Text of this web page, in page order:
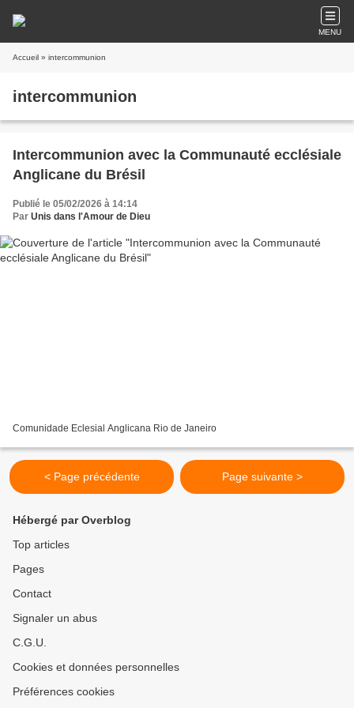
MENU
Accueil » intercommunion
intercommunion
Intercommunion avec la Communauté ecclésiale
Anglicane du Brésil
Publié le 05/02/2026 à 14:14
Par Unis dans l'Amour de Dieu
Comunidade Eclesial Anglicana Rio de Janeiro
< Page précédente Page suivante >
Hébergé par Overblog
Top articles
Pages
Contact
Signaler un abus
C.G.U.
Cookies et données personnelles
Préférences cookies